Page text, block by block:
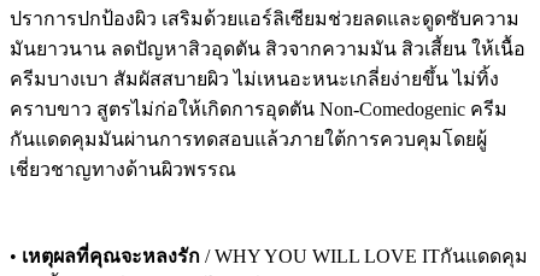
ปราการปกป้องผิว เสริมด้วยแอร์ลิเซียมช่วยลดและดูดซับความ
มันยาวนาน ลดปัญหาสิวอุดตัน สิวจากความมัน สิวเสี้ยน ให้เนื้อ
ครีมบางเบา สัมผัสสบายผิว ไม่เหนอะหนะเกลี่ยง่ายขึ้น ไม่ทิ้ง
คราบขาว สูตรไม่ก่อให้เกิดการอุดตัน Non-Comedogenic ครีม
กันแดดคุมมันผ่านการทดสอบแล้วภายใต้การควบคุมโดยผู้
เชี่ยวชาญทางด้านผิวพรรณ
• เหตุผลที่คุณจะหลงรัก / WHY YOU WILL LOVE ITกันแดดคุม